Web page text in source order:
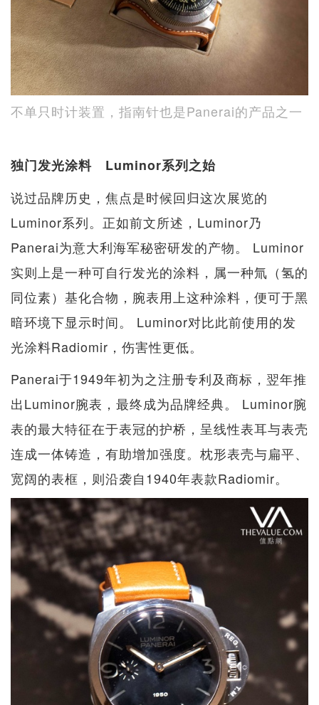
不单只时计装置，指南针也是Panerai的产品之一
独门发光涂料 Luminor系列之始
说过品牌历史，焦点是时候回归这次展览的
Luminor系列。正如前文所述，Luminor乃
Panerai为意大利海军秘密研发的产物。 Luminor
实则上是一种可自行发光的涂料，属一种氚（氢的
同位素）基化合物，腕表用上这种涂料，便可于黑
暗环境下显示时间。 Luminor对比此前使用的发
光涂料Radiomir，伤害性更低。
Panerai于1949年初为之注册专利及商标，翌年推
出Luminor腕表，最终成为品牌经典。 Luminor腕
表的最大特征在于表冠的护桥，呈线性表耳与表壳
连成一体铸造，有助增加强度。枕形表壳与扁平、
宽阔的表框，则沿袭自1940年表款Radiomir。